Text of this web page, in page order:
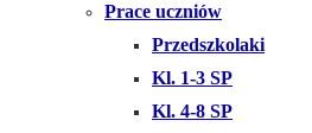
Prace uczniów
Przedszkolaki
Kl. 1-3 SP
Kl. 4-8 SP